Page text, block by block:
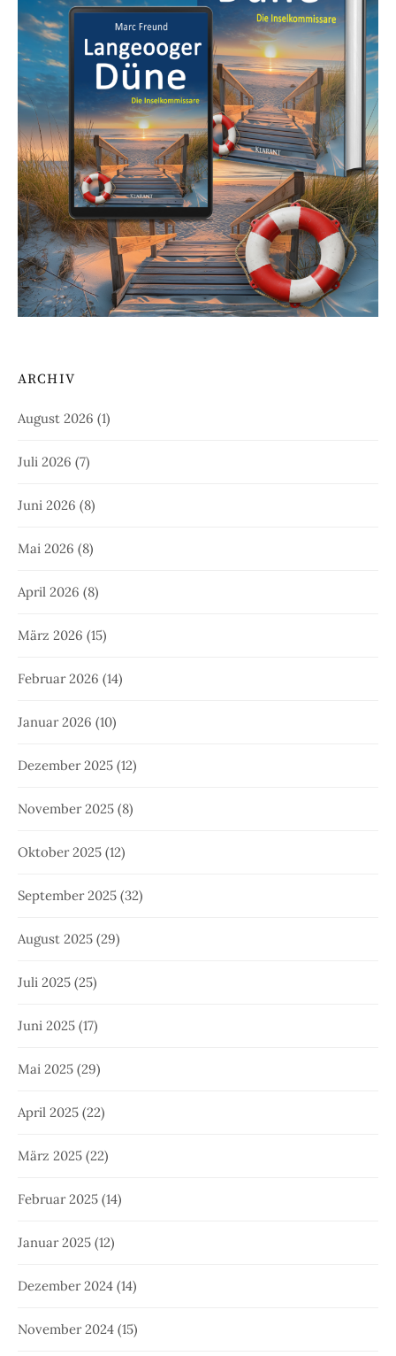
ARCHIV
August 2026 (1)
Juli 2026 (7)
Juni 2026 (8)
Mai 2026 (8)
April 2026 (8)
März 2026 (15)
Februar 2026 (14)
Januar 2026 (10)
Dezember 2025 (12)
November 2025 (8)
Oktober 2025 (12)
September 2025 (32)
August 2025 (29)
Juli 2025 (25)
Juni 2025 (17)
Mai 2025 (29)
April 2025 (22)
März 2025 (22)
Februar 2025 (14)
Januar 2025 (12)
Dezember 2024 (14)
November 2024 (15)